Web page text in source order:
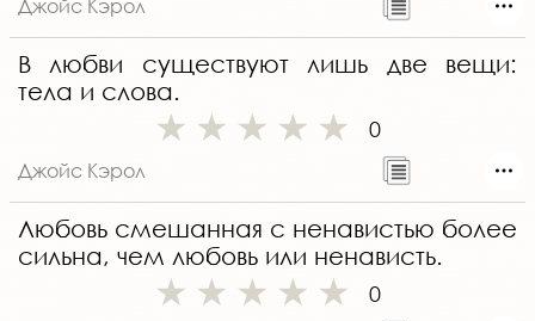
Джойс Кэрол
В любви существуют лишь две вещи:
тела и слова.
0
Джойс Кэрол
Любовь смешанная с ненавистью более
сильна, чем любовь или ненависть.
0